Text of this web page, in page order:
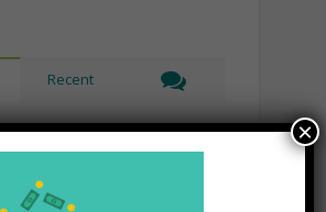
Recent
cos’è, come funziona e
×